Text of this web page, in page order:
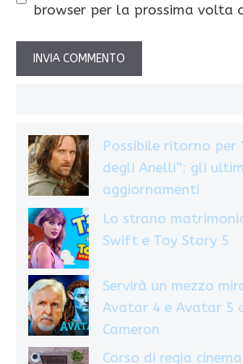
browser per la prossima volta
Possibile ritorno per
degli Anelli”: gli
aggiornamenti
Lo strano
Swift e Toy Story 5
Servirà un mezzo
Avatar 4 e Avatar 5
Cameron
Corso di regia